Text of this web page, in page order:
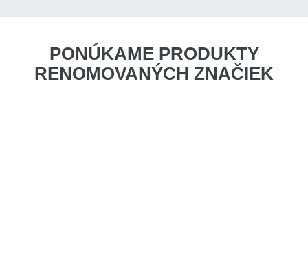
PONÚKAME PRODUKTY
RENOMOVANÝCH ZNAČIEK